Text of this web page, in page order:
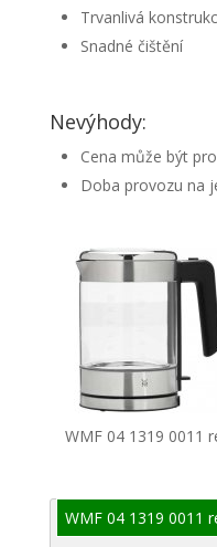
Trvanlivá
Snadné čištění
Nevýhody:
Cena může být
Doba provozu na
WMF 04 1319 0011
WMF 04 1319 0011